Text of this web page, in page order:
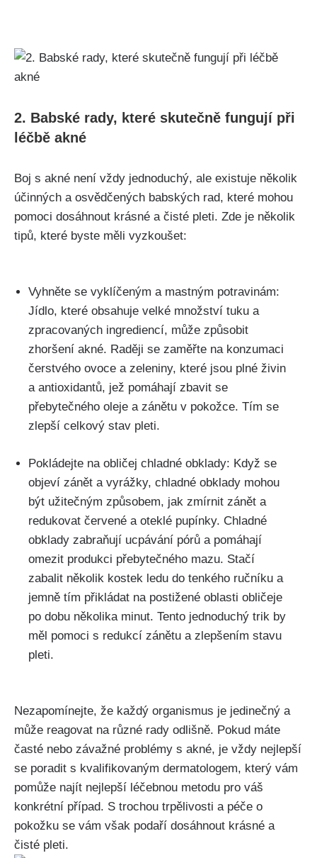
2. Babské⁤ rady, které skutečně fungují při
léčbě akné
Boj s akné není vždy jednoduchý, ale existuje několik
účinných a osvědčených ⁤babských rad,‌ které mohou
⁤pomoci dosáhnout krásné⁣ a čisté pleti.​ Zde je několik
tipů,‍ které byste měli vyzkoušet:
Vyhněte se vyklíčeným a mastným potravinám:
Jídlo, které obsahuje ⁢velké množství tuku a
zpracovaných ingrediencí, může způsobit
zhoršení akné. Raději se zaměřte na konzumaci‌
čerstvého ovoce a zeleniny, ⁤které jsou plné živin
a‌ antioxidantů, jež pomáhají zbavit se
přebytečného oleje a zánětu v pokožce.‍ Tím se
zlepší celkový stav pleti.
Pokládejte na obličej chladné‌ obklady: ‌Když ‌se
objeví zánět a vyrážky, chladné ⁢obklady mohou
být užitečným způsobem, jak zmírnit zánět a
redukovat červené a oteklé⁣ pupínky. Chladné
obklady zabraňují ucpávání pórů a pomáhají
omezit produkci ‍přebytečného mazu. Stačí
zabalit ‌několik kostek ledu do tenkého ručníku‌ a
jemně tím‍ přikládat ‍na postižené oblasti obličeje
po dobu několika minut. Tento jednoduchý trik by
měl pomoci s redukcí zánětu ⁤a zlepšením stavu
pleti.
Nezapomínejte, že každý organismus je jedinečný a
může reagovat na různé rady odlišně. ​Pokud máte
časté ‌nebo závažné ⁤problémy s akné, je vždy nejlepší
se poradit s kvalifikovaným dermatologem, ⁣který vám
pomůže najít nejlepší léčebnou metodu pro⁢ váš
konkrétní případ. S trochou trpělivosti a péče o
⁤pokožku se vám však podaří dosáhnout krásné a
čisté pleti.